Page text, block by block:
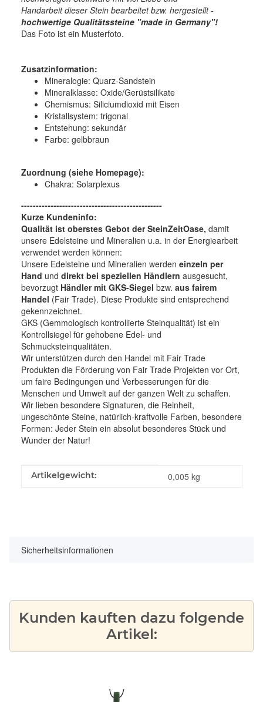
Handarbeit dieser Stein bearbeitet bzw. hergestellt -
hochwertige Qualitätssteine "made in Germany"!
Das Foto ist ein Musterfoto.
Zusatzinformation:
Mineralogie: Quarz-Sandstein
Mineralklasse: Oxide/Gerüstsilikate
Chemismus: Siliciumdioxid mit Eisen
Kristallsystem: trigonal
Entstehung: sekundär
Farbe: gelbbraun
Zuordnung (siehe Homepage):
Chakra: Solarplexus
------------------------------------------------
Kurze Kundeninfo:
Qualität ist oberstes Gebot der SteinZeitOase, damit
unsere Edelsteine und Mineralien u.a. in der Energiearbeit
verwendet werden können:
Unsere Edelsteine und Mineralien werden einzeln per
Hand und direkt bei speziellen Händlern ausgesucht,
bevorzugt Händler mit GKS-Siegel bzw. aus fairem
Handel (Fair Trade). Diese Produkte sind entsprechend
gekennzeichnet.
GKS (Gemmologisch kontrollierte Steinqualität) ist ein
Kontrollsiegel für gehobene Edel- und
Schmucksteinqualitäten.
Wir unterstützen durch den Handel mit Fair Trade
Produkten die Förderung von Fair Trade Projekten vor Ort,
um faire Bedingungen und Verbesserungen für die
Menschen und Umwelt auf der ganzen Welt zu schaffen.
Wir lieben besondere Signaturen, die Reinheit,
ungeschönte Steine, natürlich-kraftvolle Farben, besondere
Formen: Jeder Stein ein absolut besonderes Stück und
Wunder der Natur!
Produkteigenschaft
Wert
Artikelgewicht: 0,005 kg
Sicherheitsinformationen
Kunden kauften dazu folgende
Artikel: